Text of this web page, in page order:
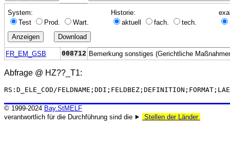
System:
Test
Prod. Wart.
Historie:
aktuell
fach. tech.
FR_EM_GSB 008712 Bemerkung sonstiges (Gerichtliche
Abfrage @ HZ??_T1:
RS:D_ELE_COD/
© 1999-2024 Bay.StMELF
verantwortlich für die Durchführung sind die ⯈
Stellen der Länder